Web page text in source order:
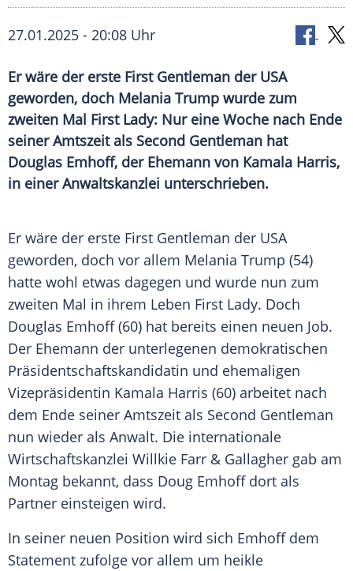
27.01.2025 - 20:08 Uhr
Er wäre der erste First Gentleman der USA
geworden, doch Melania Trump wurde zum
zweiten Mal First Lady: Nur eine Woche nach Ende
seiner Amtszeit als Second Gentleman hat
Douglas Emhoff, der Ehemann von Kamala Harris,
in einer Anwaltskanzlei unterschrieben.
Er wäre der erste First Gentleman der USA
geworden, doch vor allem Melania Trump (54)
hatte wohl etwas dagegen und wurde nun zum
zweiten Mal in ihrem Leben First Lady. Doch
Douglas Emhoff(60) hat bereits einen neuen Job.
Der Ehemann der unterlegenen demokratischen
Präsidentschaftskandidatin und ehemaligen
Vizepräsidentin Kamala Harris (60) arbeitet nach
dem Ende seiner Amtszeit als Second Gentleman
nun wieder als Anwalt. Die internationale
Wirtschaftskanzlei Willkie Farr & Gallagher gab am
Montag bekannt, dass Doug Emhoff dort als
Partner einsteigen wird.
In seiner neuen Position wird sich Emhoff dem
Statement zufolge vor allem um heikle